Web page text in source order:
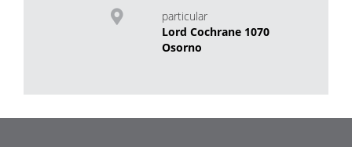
particular
Lord Cochrane 1070
Osorno